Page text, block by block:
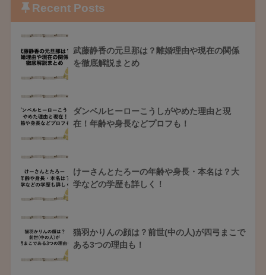
Recent Posts
武藤静香の元旦那は？離婚理由や現在の関係
を徹底解説まとめ
ダンベルヒーローこうしがやめた理由と現
在！年齢や身長などプロフも！
けーさんとたろーの年齢や身長・本名は？大
学などの学歴も詳しく！
猫羽かりんの顔は？前世(中の人)が四弓まこで
ある3つの理由も！